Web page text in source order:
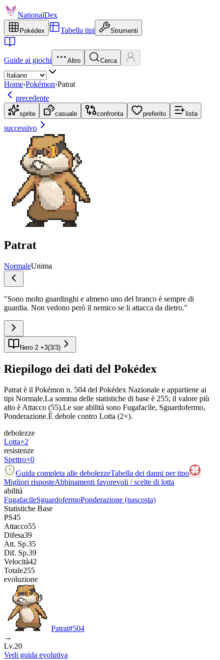
NationalDex
Pokédex Tabella tipi Strumenti
Guide ai giochi Altro Cerca
Home›Pokémon›Patrat
precedente
sprite casuale confronta preferito lista
successivo
Patrat
NormaleUnima
"Sono molto guardinghi e almeno uno del branco è sempre di
guardia. Non vedono però il nemico se li attacca da dietro."
Nero 2 +3(3/3)
Riepilogo dei dati del Pokédex
Patrat è il Pokémon n. 504 del Pokédex Nazionale e appartiene ai
tipi Normale.La somma delle statistiche di base è 255; il valore più
alto è Attacco (55).Le sue abilità sono Fugafacile, Sguardofermo,
Ponderazione.È debole contro Lotta (2×).
debolezze
Lotta×2
resistenze
Spettro×0
Guida completa alle debolezzeTabella dei danni per tipo
Migliori risposteAbbinamenti favorevoli / scelte di lotta
abilità
FugafacileSguardofermoPonderazione (nascosta)
Statistiche Base
PS45
Attacco55
Difesa39
Att. Sp.35
Dif. Sp.39
Velocità42
Totale255
evoluzione
Patrat#504
→
Lv.20
Vedi guida evolutiva